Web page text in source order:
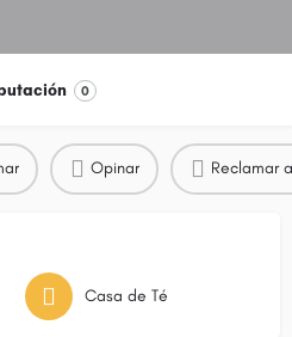
0
Opinar Reclamar
Casa de Té